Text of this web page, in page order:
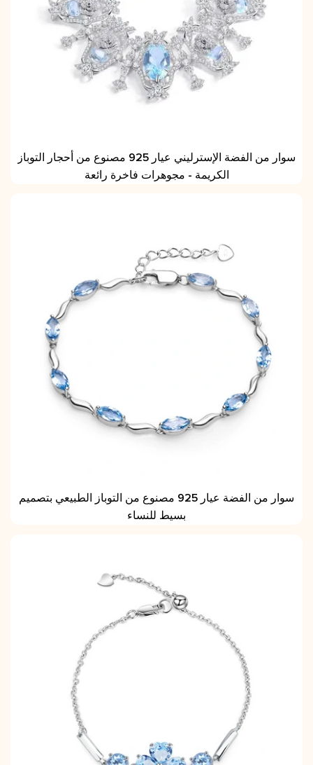
سوار من الفضة الإسترليني عيار 925 مصنوع من أحجار التوباز
الكريمة - مجوهرات فاخرة رائعة
سوار من الفضة عيار 925 مصنوع من التوباز الطبيعي بتصميم
بسيط للنساء